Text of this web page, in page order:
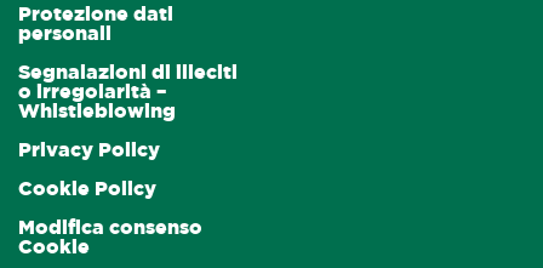
Protezione dati
personali
Segnalazioni di illeciti
o irregolarità –
Whistleblowing
Privacy Policy
Cookie Policy
Modifica consenso
Cookie